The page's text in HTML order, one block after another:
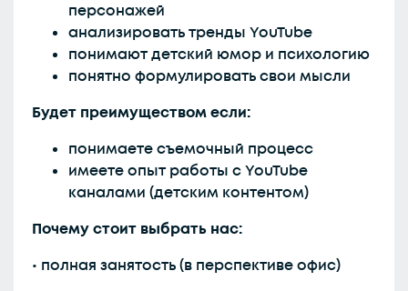
персонажей
анализировать тренды YouTube
понимают детский юмор и психологию
понятно формулировать свои мысли
Будет преимуществом если:
понимаете съемочный процесс
имеете опыт работы с YouTube
каналами (детским контентом)
Почему стоит выбрать нас:
• полная занятость (в перспективе офис)